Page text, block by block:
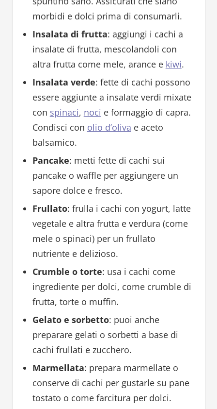
morbidi e dolci prima di consumarli.
Insalata di frutta: aggiungi i cachi a
insalate di frutta, mescolandoli con
altra frutta come mele, arance e kiwi.
Insalata verde: fette di cachi possono
essere aggiunte a insalate verdi mixate
con spinaci, noci e formaggio di capra.
Condisci con olio d’oliva e aceto
balsamico.
Pancake: metti fette di cachi sui
pancake o waffle per aggiungere un
sapore dolce e fresco.
Frullato: frulla i cachi con yogurt, latte
vegetale e altra frutta e verdura (come
mele o spinaci) per un frullato
nutriente e delizioso.
Crumble o torte: usa i cachi come
ingrediente per dolci, come crumble di
frutta, torte o muffin.
Gelato e sorbetto: puoi anche
preparare gelati o sorbetti a base di
cachi frullati e zucchero.
Marmellata: prepara marmellate o
conserve di cachi per gustarle su pane
tostato o come farcitura per dolci.